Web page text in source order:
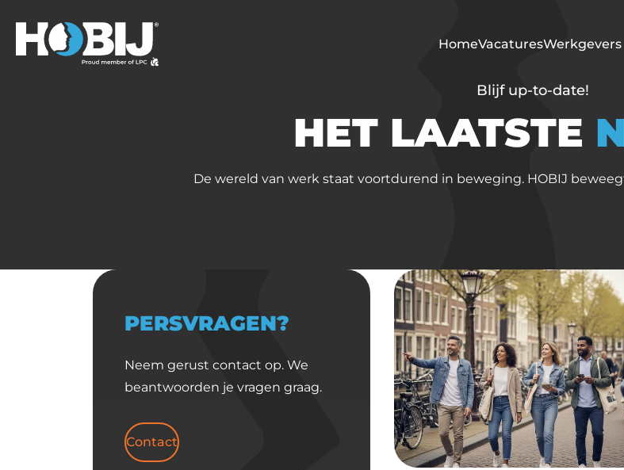
HomeVacaturesWerkgevers
Blijf up-to-date!
HET LAATSTE
De wereld van werk staat voortdurend in beweging. HOBIJ
PERSVRAGEN?
Neem gerust contact op. We
beantwoorden je vragen graag.
Contact